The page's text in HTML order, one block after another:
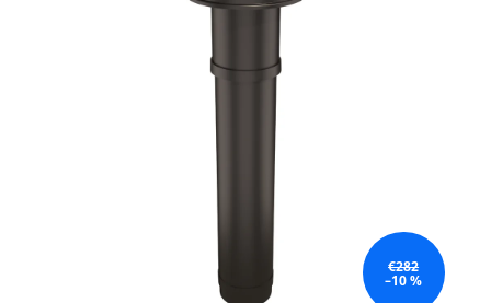
€282
–10 %